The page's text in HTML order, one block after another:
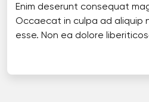
Enim deserunt consequat
Occaecat in culpa ad aliquip
esse. Non ea dolore